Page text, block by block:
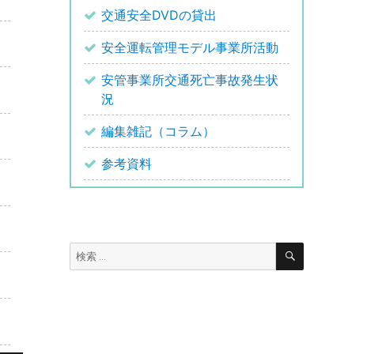
交通安全DVDの貸出
安全運転管理モデル事業所活動
安管事業所交通死亡事故発生状
況
編集雑記（コラム）
参考資料
検
索:
検